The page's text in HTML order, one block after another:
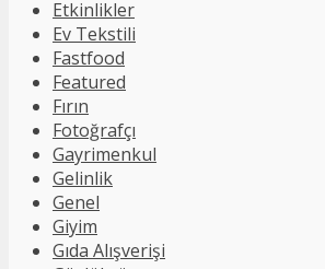
Etkinlikler
Ev Tekstili
Fastfood
Featured
Fırın
Fotoğrafçı
Gayrimenkul
Gelinlik
Genel
Giyim
Gıda Alışverişi